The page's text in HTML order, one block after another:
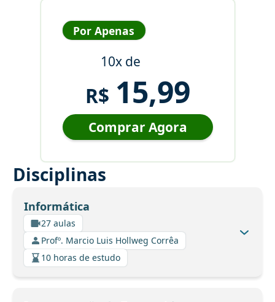
Por Apenas
10x de
R$ 15,99
Comprar Agora
Disciplinas
Informática
27 aulas
Profº. Marcio Luis Hollweg Corrêa
10 horas de estudo